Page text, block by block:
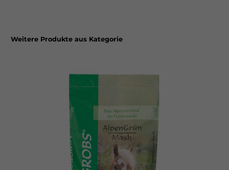
Weitere Produkte aus Kategorie